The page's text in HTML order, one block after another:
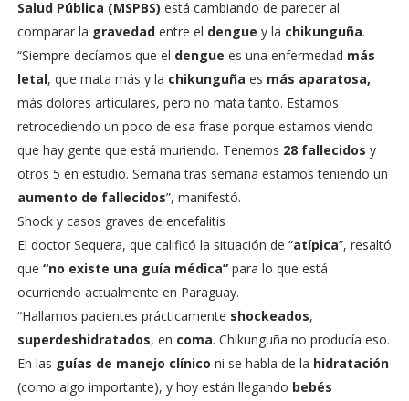
Salud Pública (MSPBS) está cambiando de parecer al
comparar la gravedadentre el dengue y la chikunguña.
“Siempre decíamos que el dengue es una enfermedad más
letal, que mata más y la chikunguña es más aparatosa,
más dolores articulares, pero no mata tanto. Estamos
retrocediendo un poco de esa frase porque estamos viendo
que hay gente que está muriendo. Tenemos 28 fallecidos y
otros 5 en estudio. Semana tras semana estamos teniendo un
aumento de fallecidos”, manifestó.
Shock y casos graves de encefalitis
El doctor Sequera, que calificó la situación de “atípica”, resaltó
que “no existe una guía médica”para lo que está
ocurriendo actualmente en Paraguay.
“Hallamos pacientes prácticamente shockeados,
superdeshidratados, en coma. Chikunguña no producía eso.
En las guías de manejo clínico ni se habla de la hidratación
(como algo importante), y hoy están llegando bebés